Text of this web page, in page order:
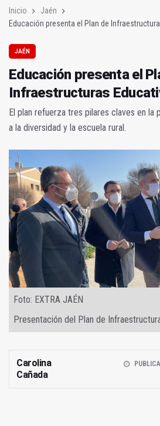
Inicio
Jaén
Educación presenta el Plan de
JAÉN
Educación presenta el
Infraestructuras
El plan refuerza tres pilares claves en la
a la diversidad y la escuela rural.
Foto: EXTRA JAÉN
Presentación del Plan de
Carolina
Cañada